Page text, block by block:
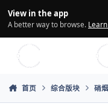
View in the app
A better way to browse.
首页 综合版块 硝